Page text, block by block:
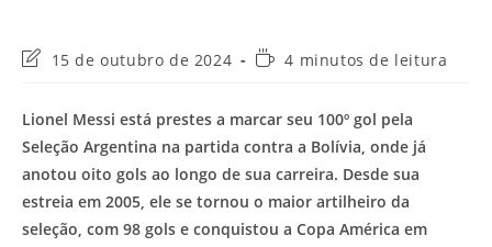
Última
post:
15 de outubro de 2024
Tempo4 minutos de leitura
Lionel Messi está prestes a marcar seu 100º gol pela
Seleção Argentina na partida contra a Bolívia, onde já
anotou oito gols ao longo de sua carreira. Desde sua
estreia em 2005, ele se tornou o maior artilheiro da
seleção, com 98 gols e conquistou a Copa América em